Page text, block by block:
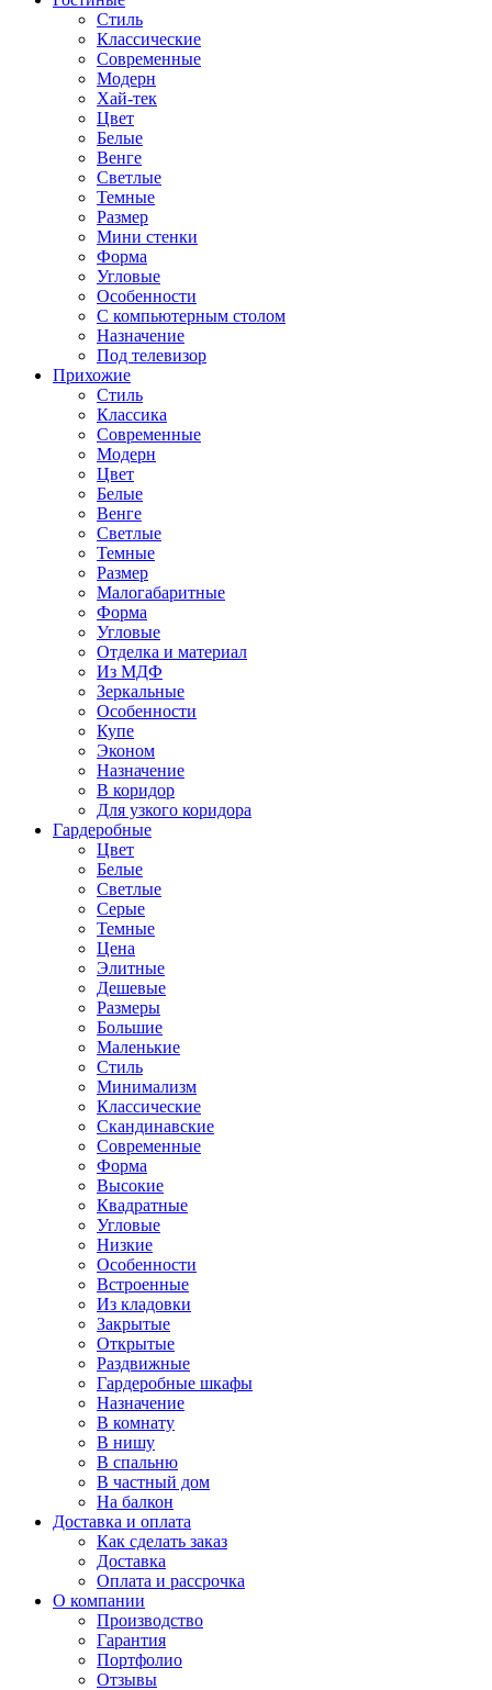
Стиль
Классические
Современные
Модерн
Хай-тек
Цвет
Белые
Венге
Светлые
Темные
Размер
Мини стенки
Форма
Угловые
Особенности
С компьютерным столом
Назначение
Под телевизор
Прихожие
Стиль
Классика
Современные
Модерн
Цвет
Белые
Венге
Светлые
Темные
Размер
Малогабаритные
Форма
Угловые
Отделка и материал
Из МДФ
Зеркальные
Особенности
Купе
Эконом
Назначение
В коридор
Для узкого коридора
Гардеробные
Цвет
Белые
Светлые
Серые
Темные
Цена
Элитные
Дешевые
Размеры
Большие
Маленькие
Стиль
Минимализм
Классические
Скандинавские
Современные
Форма
Высокие
Квадратные
Угловые
Низкие
Особенности
Встроенные
Из кладовки
Закрытые
Открытые
Раздвижные
Гардеробные шкафы
Назначение
В комнату
В нишу
В спальню
В частный дом
На балкон
Доставка и оплата
Как сделать заказ
Доставка
Оплата и рассрочка
О компании
Производство
Гарантия
Портфолио
Отзывы